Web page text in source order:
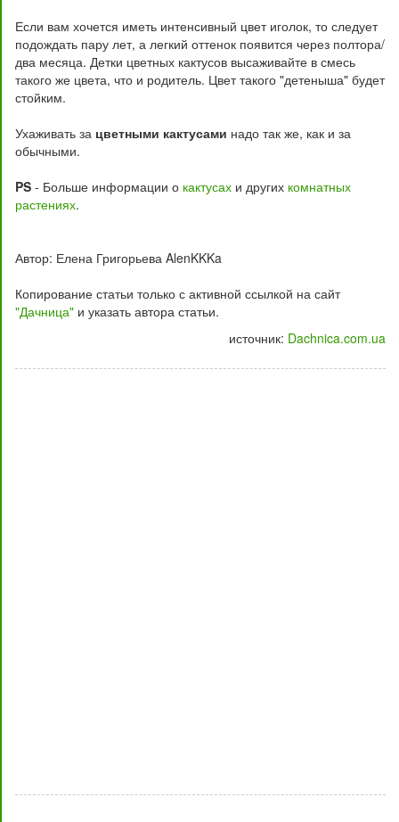
Если вам хочется иметь интенсивный цвет иголок, то следует
подождать пару лет, а легкий оттенок появится через полтора/
два месяца. Детки цветных кактусов высаживайте в смесь
такого же цвета, что и родитель. Цвет такого "детеныша" будет
стойким.
Ухаживать за цветными кактусами надо так же, как и за
обычными.
PS - Больше информации о кактусах и других комнатных
растениях.
Автор: Елена Григорьева AlenKKKa
Копирование статьи только с активной ссылкой на сайт
"Дачница" и указать автора статьи.
источник: Dachnica.com.ua